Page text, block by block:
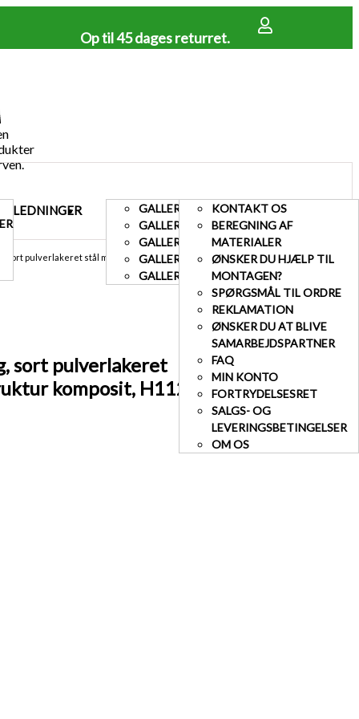
Op til 45 dages returret.
GALLERIGALLERI TERRASSE
GALLERI HEGN
GALLERI LÅGER
GALLERI AFFALDSSKJUL
GALLERI HEGN MED BETONSTOLPER
KUNDESERVICE
KONTAKT OS
BEREGNING AF
MATERIALER
ØNSKER DU HJÆLP TIL
MONTAGEN?
SPØRGSMÅL TIL ORDRE
REKLAMATION
ØNSKER DU AT BLIVE
SAMARBEJDSPARTNER
FAQ
MIN KONTO
FORTRYDELSESRET
SALGS- OG
LEVERINGSBETINGELSER
OM OS
sort pulverlakeret stål med mørk mahogni
sort pulverlakeret
komposit, H112